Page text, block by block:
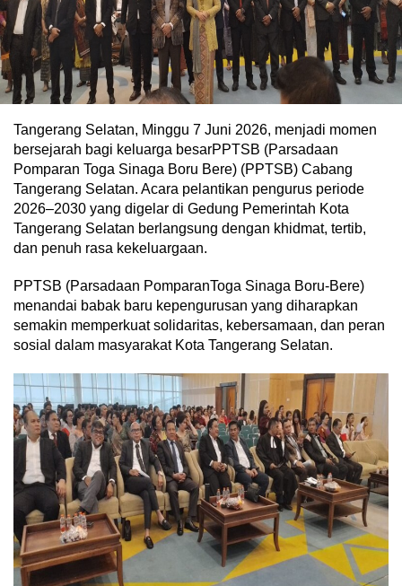
Tangerang Selatan, Minggu 7 Juni 2026, menjadi momen
bersejarah bagi keluarga besarPPTSB (Parsadaan
Pomparan Toga Sinaga Boru Bere) (PPTSB) Cabang
Tangerang Selatan. Acara pelantikan pengurus periode
2026–2030 yang digelar di Gedung Pemerintah Kota
Tangerang Selatan berlangsung dengan khidmat, tertib,
dan penuh rasa kekeluargaan.
PPTSB (Parsadaan PomparanToga Sinaga Boru-Bere)
menandai babak baru kepengurusan yang diharapkan
semakin memperkuat solidaritas, kebersamaan, dan peran
sosial dalam masyarakat Kota Tangerang Selatan.